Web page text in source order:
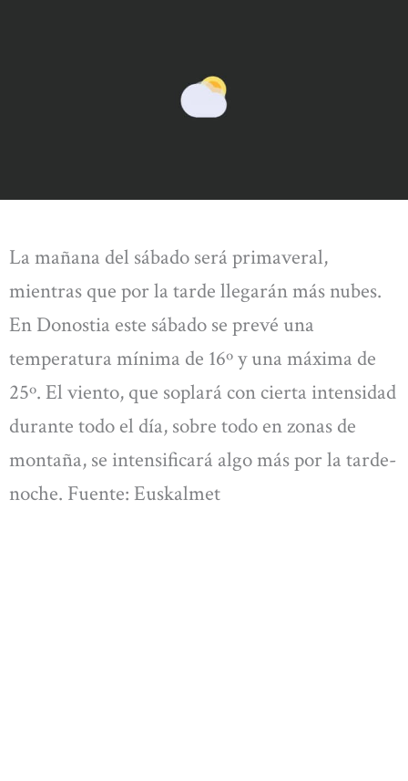
La mañana del sábado será primaveral,
mientras que por la tarde llegarán más nubes.
En Donostia este sábado se prevé una
temperatura mínima de 16º y una máxima de
25º. El viento, que soplará con cierta intensidad
durante todo el día, sobre todo en zonas de
montaña, se intensificará algo más por la tarde-
noche. Fuente: Euskalmet